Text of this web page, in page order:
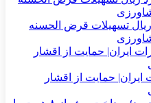
هزار میلیارد ریال تسهیلات قرض الحسنه
ایران| حمایت از اقشار